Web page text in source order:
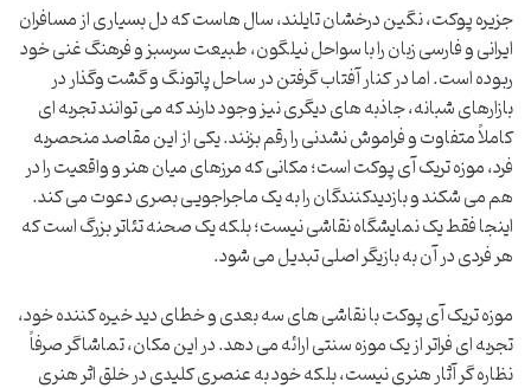
جزیره پوکت، نگین درخشان تایلند، سال هاست که دل بسیاری از مسافران
ایرانی و فارسی زبان را با سواحل نیلگون، طبیعت سرسبز و فرهنگ غنی خود
ربوده است. اما در کنار آفتاب گرفتن در ساحل پاتونگ و گشت وگذار در
بازارهای شبانه، جاذبه های دیگری نیز وجود دارند که می توانند تجربه ای
کاملاً متفاوت و فراموش نشدنی را رقم بزنند. یکی از این مقاصد منحصربه
فرد، موزه تریک آی پوکت است؛ مکانی که مرزهای میان هنر و واقعیت را در
هم می شکند و بازدیدکنندگان را به یک ماجراجویی بصری دعوت می کند.
اینجا فقط یک نمایشگاه نقاشی نیست؛ بلکه یک صحنه تئاتر بزرگ است که
هر فردی در آن به بازیگر اصلی تبدیل می شود.
موزه تریک آی پوکت با نقاشی های سه بعدی و خطای دید خیره کننده خود،
تجربه ای فراتر از یک موزه سنتی ارائه می دهد. در این مکان، تماشاگر صرفاً
نظاره گر آثار هنری نیست، بلکه خود به عنصری کلیدی در خلق اثر هنری